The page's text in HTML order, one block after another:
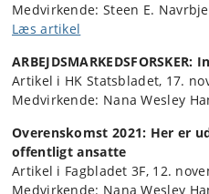
Medvirkende: Steen E.
Læs artikel
Artikel i HK Statsbladet, 17.
Medvirkende: Nana Wesley
Overenskomst 2021: Her er
offentligt ansatte
Artikel i Fagbladet 3F, 12.
Medvirkende: Nana Wesley